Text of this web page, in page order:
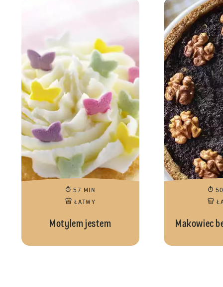
57 MIN
ŁATWY
Motylem jestem Makowiec